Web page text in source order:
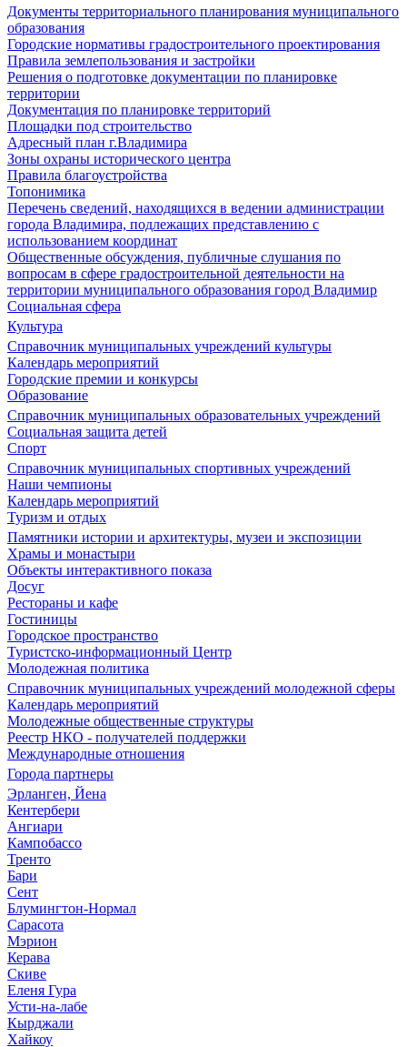
Документы территориального планирования муниципального
образования
Городские нормативы градостроительного проектирования
Правила землепользования и застройки
Решения о подготовке документации по планировке
территории
Документация по планировке территорий
Площадки под строительство
Адресный план г.Владимира
Зоны охраны исторического центра
Правила благоустройства
Топонимика
Перечень сведений, находящихся в ведении администрации
города Владимира, подлежащих представлению с
использованием координат
Общественные обсуждения, публичные слушания по
вопросам в сфере градостроительной деятельности на
территории муниципального образования город Владимир
Социальная сфера
Культура
Справочник муниципальных учреждений культуры
Календарь мероприятий
Городские премии и конкурсы
Образование
Справочник муниципальных образовательных учреждений
Социальная защита детей
Спорт
Справочник муниципальных спортивных учреждений
Наши чемпионы
Календарь мероприятий
Туризм и отдых
Памятники истории и архитектуры, музеи и экспозиции
Храмы и монастыри
Объекты интерактивного показа
Досуг
Рестораны и кафе
Гостиницы
Городское пространство
Туристско-информационный Центр
Молодежная политика
Справочник муниципальных учреждений молодежной сферы
Календарь мероприятий
Молодежные общественные структуры
Реестр НКО - получателей поддержки
Международные отношения
Города партнеры
Эрланген, Йена
Кентербери
Ангиари
Кампобассо
Тренто
Бари
Сент
Блумингтон-Нормал
Сарасота
Мэрион
Керава
Скиве
Еленя Гура
Усти-на-лабе
Кырджали
Хайкоу